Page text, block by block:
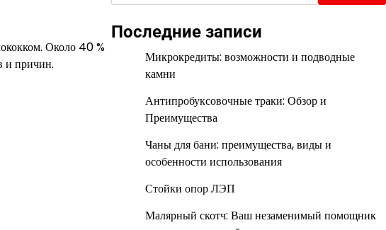
Около 40 %
и причин.
Последние записи
Микрокредиты: возможности и подводные
камни
Антипробуксовочные траки: Обзор и
Преимущества
Чаны для бани: преимущества, виды и
особенности использования
Стойки опор ЛЭП
Малярный скотч: Ваш незаменимый помощник